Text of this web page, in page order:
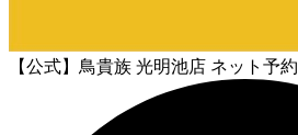
【公式】鳥貴族 光明池店 ネット予約